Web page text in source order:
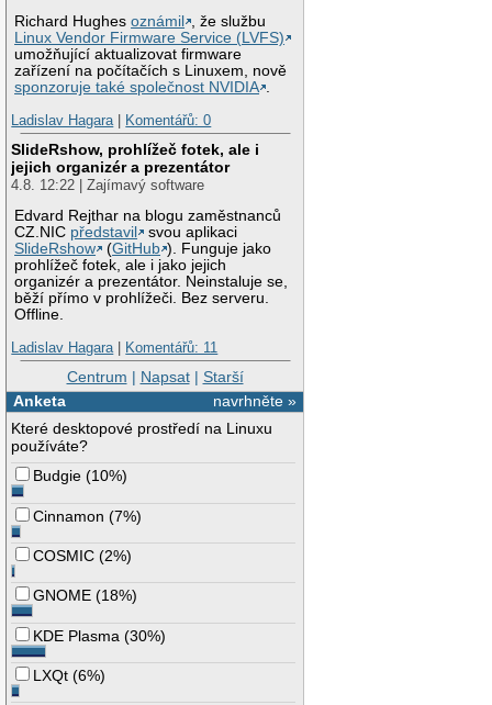
Richard Hughesoznámil
, že službu
Linux Vendor Firmware Service (LVFS)
umožňující aktualizovat firmware
zařízení na počítačích s Linuxem, nově
sponzoruje také společnost NVIDIA .
Ladislav Hagara| Komentářů: 0
SlideRshow, prohlížeč fotek, ale i
jejich organizér a prezentátor
4.8. 12:22 | Zajímavý software
Edvard Rejthar na blogu zaměstnanců
CZ.NIC představil
svou aplikaci
SlideRshow
(GitHub ). Funguje jako
prohlížeč fotek, ale i jako jejich
organizér a prezentátor. Neinstaluje se,
běží přímo v prohlížeči. Bez serveru.
Offline.
Ladislav Hagara| Komentářů: 11
Centrum | Napsat| Starší
navrhněte »
Anketa
Které desktopové prostředí na Linuxu
používáte?
Budgie (10%)
Cinnamon (7%)
COSMIC (2%)
GNOME (18%)
KDE Plasma (30%)
LXQt (6%)